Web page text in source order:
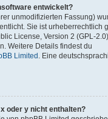
entwickelt?
unmodifizierten Fassung)
Sie ist urheberrechtlich
License, Version 2 (GPL-
Weitere Details findest du
Limited . Eine
oder y nicht enthalten?